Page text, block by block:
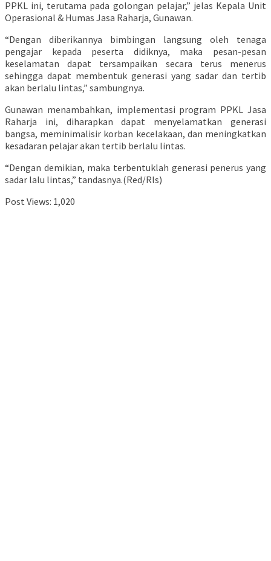
PPKL ini, terutama pada golongan pelajar,” jelas Kepala Unit
Operasional & Humas Jasa Raharja, Gunawan.
“Dengan diberikannya bimbingan langsung oleh tenaga
pengajar kepada peserta didiknya, maka pesan-pesan
keselamatan dapat tersampaikan secara terus menerus
sehingga dapat membentuk generasi yang sadar dan tertib
akan berlalu lintas,” sambungnya.
Gunawan menambahkan, implementasi program PPKL Jasa
Raharja ini, diharapkan dapat menyelamatkan generasi
bangsa, meminimalisir korban kecelakaan, dan meningkatkan
kesadaran pelajar akan tertib berlalu lintas.
“Dengan demikian, maka terbentuklah generasi penerus yang
sadar lalu lintas,” tandasnya.(Red/Rls)
Post Views: 1,020